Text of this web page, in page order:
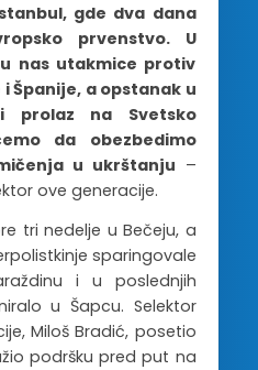
gde dva dana
prvenstvo. U
nas utakmice protiv
Španije, a opstanak u
prolaz na Svetsko
da obezbedimo
u ukrštanju –
ove generacije.
tri nedelje u Bečeju, a
sparingovale
i u poslednjih
u Šapcu. Selektor
Miloš Bradić, posetio
podršku pred put na